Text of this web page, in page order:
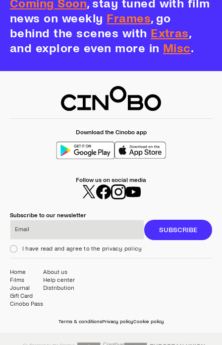
Coming Soon, stay tuned with film
news on weekly Frames, go
behind the scenes with Extras,
and explore even more in Misc.
Download the Cinobo app
Follow us on social media
Subscribe to our newsletter
SUBSCRIBE
I have read and agree to the privacy policy
Home
Films
Journal
Gift Card
Cinobo Pass
About us
Help center
Distribution
Terms & conditionsPrivacy policyCookie policy